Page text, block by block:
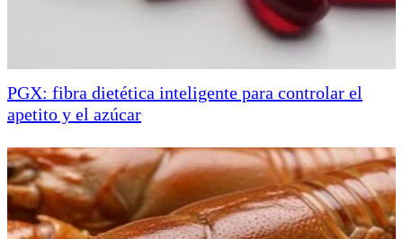
PGX: fibra dietética inteligente para controlar el
apetito y el azúcar